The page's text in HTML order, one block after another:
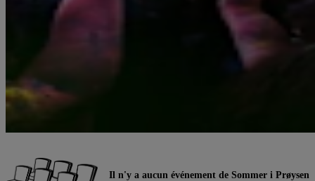
Il n'y a aucun événement de Sommer i Prøysen